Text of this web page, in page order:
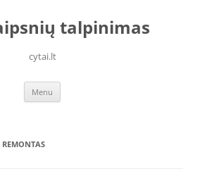
talpinimas
cytai.lt
Menu
REMONTAS